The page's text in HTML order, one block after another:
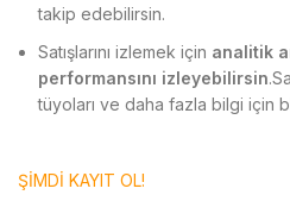
takip edebilirsin.
Satışlarını izlemek için analitik
performansını izleyebilirsin
tüyoları ve daha fazla bilgi için
ŞİMDİ KAYIT OL!